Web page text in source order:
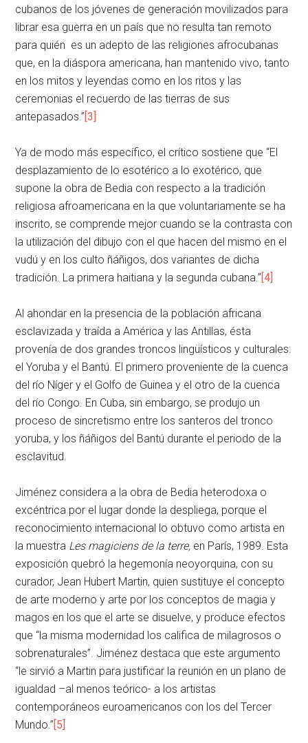
cubanos de los jóvenes de generación movilizados para
librar esa guerra en un país que no resulta tan remoto
para quién es un adepto de las religiones afrocubanas
que, en la diáspora americana, han mantenido vivo, tanto
en los mitos y leyendas como en los ritos y las
ceremonias el recuerdo de las tierras de sus
antepasados.”[3]
Ya de modo más específico, el crítico sostiene que “El
desplazamiento de lo esotérico a lo exotérico, que
supone la obra de Bedia con respecto a la tradición
religiosa afroamericana en la que voluntariamente se ha
inscrito, se comprende mejor cuando se la contrasta con
la utilización del dibujo con el que hacen del mismo en el
vudú y en los culto ñáñigos, dos variantes de dicha
tradición. La primera haitiana y la segunda cubana.”[4]
Al ahondar en la presencia de la población africana
esclavizada y traída a América y las Antillas, ésta
provenía de dos grandes troncos lingüísticos y culturales:
el Yoruba y el Bantú. El primero proveniente de la cuenca
del río Níger y el Golfo de Guinea y el otro de la cuenca
del río Congo. En Cuba, sin embargo, se produjo un
proceso de sincretismo entre los santeros del tronco
yoruba, y los ñáñigos del Bantú durante el periodo de la
esclavitud.
Jiménez considera a la obra de Bedia heterodoxa o
excéntrica por el lugar donde la despliega, porque el
reconocimiento internacional lo obtuvo como artista en
la muestra Les magiciens de la terre, en París, 1989. Esta
exposición quebró la hegemonía neoyorquina, con su
curador, Jean Hubert Martin, quien sustituye el concepto
de arte moderno y arte por los conceptos de magia y
magos en los que el arte se disuelve, y produce efectos
que “la misma modernidad los califica de milagrosos o
sobrenaturales”. Jiménez destaca que este argumento
“le sirvió a Martin para justificar la reunión en un plano de
igualdad –al menos teórico- a los artistas
contemporáneos euroamericanos con los del Tercer
Mundo.”[5]